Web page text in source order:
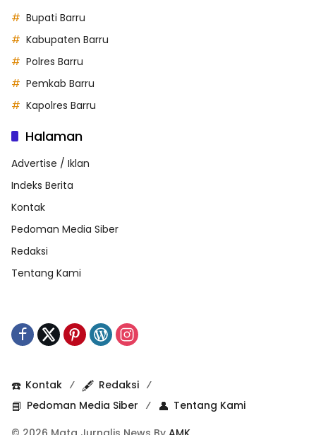
Bupati Barru
Kabupaten Barru
Polres Barru
Pemkab Barru
Kapolres Barru
Halaman
Advertise / Iklan
Indeks Berita
Kontak
Pedoman Media Siber
Redaksi
Tentang Kami
☎️ Kontak 🖋️ Redaksi
📘 Pedoman Media Siber 👤 Tentang Kami